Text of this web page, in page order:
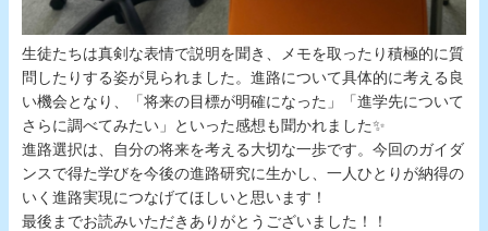
生徒たちは真剣な表情で説明を聞き、メモを取ったり積極的に質
問したりする姿が見られました。進路について具体的に考える良
い機会となり、「将来の目標が明確になった」「進学先について
さらに調べてみたい」といった感想も聞かれました✨
進路選択は、自分の将来を考える大切な一歩です。今回のガイダ
ンスで得た学びを今後の進路研究に生かし、一人ひとりが納得の
いく進路実現につなげてほしいと思います！
最後までお読みいただきありがとうございました！！